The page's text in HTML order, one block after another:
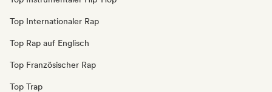
Top Internationaler Rap
Top Rap auf Englisch
Top Französischer Rap
Top Trap